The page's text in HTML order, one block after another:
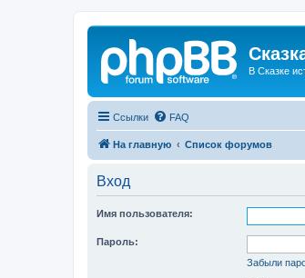
В Сказке
Ссылки FAQ
На главную Список форумов
Вход
Имя пользователя:
Пароль:
Забыли